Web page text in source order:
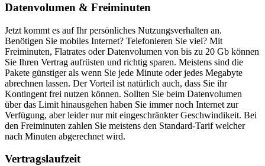
Datenvolumen & Freiminuten
Jetzt kommt es auf Ihr persönliches Nutzungsverhalten an.
Benötigen Sie mobiles Internet? Telefonieren Sie viel? Mit
Freiminuten, Flatrates oder Datenvolumen von bis zu 20 Gb können
Sie Ihren Vertrag aufrüsten und richtig sparen. Meistens sind die
Pakete günstiger als wenn Sie jede Minute oder jedes Megabyte
abrechnen lassen. Der Vorteil ist natürlich auch, dass Sie ihr
Kontingent frei nutzen können. Sollten Sie beim Datenvolumen
über das Limit hinausgehen haben Sie immer noch Internet zur
Verfügung, aber leider nur mit eingeschränkter Geschwindikeit. Bei
den Freiminuten zahlen Sie meistens den Standard-Tarif welcher
nach Minuten abgerechnet wird.
Vertragslaufzeit